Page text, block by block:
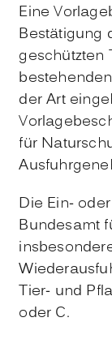
Eine
Bestätigung
geschützten
der Art
für
Die Ein-
Bundesamt
Tier- und
oder C.